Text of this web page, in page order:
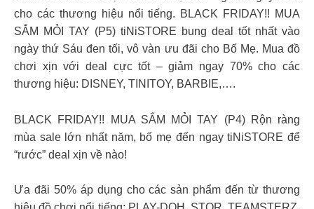
cho các thương hiệu nổi tiếng. BLACK FRIDAY!! MUA
SẮM MỎI TAY (P5) tiNiSTORE bung deal tốt nhất vào
ngày thứ Sáu đen tối, vô vàn ưu đãi cho Bố Mẹ. Mua đồ
chơi xịn với deal cực tốt – giảm ngay 70% cho các
thương hiệu: DISNEY, TINITOY, BARBIE,….
BLACK FRIDAY!! MUA SẮM MỎI TAY (P4) Rộn ràng
mùa sale lớn nhất năm, bố mẹ đến ngay tiNiSTORE để
“rước” deal xịn về nào!
Ưa đãi 50% áp dụng cho các sản phẩm đến từ thương